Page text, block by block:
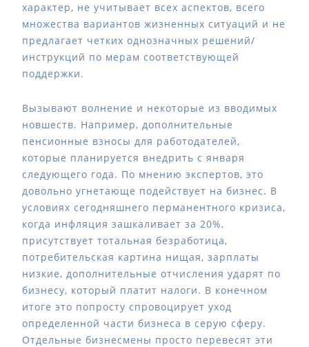
характер, не учитывает всех аспектов, всего
множества вариантов жизненных ситуаций и не
предлагает четких однозначных решений/
инструкций по мерам соответствующей
поддержки.
Вызывают волнение и некоторые из вводимых
новшеств. Например, дополнительные
пенсионные взносы для работодателей,
которые планируется внедрить с января
следующего года. По мнению экспертов, это
довольно угнетающе подействует на бизнес. В
условиях сегодняшнего перманентного кризиса,
когда инфляция зашкаливает за 20%,
присутствует тотальная безработица,
потребительская картина нищая, зарплаты
низкие, дополнительные отчисления ударят по
бизнесу, который платит налоги. В конечном
итоге это попросту спровоцирует уход
определенной части бизнеса в серую сферу.
Отдельные бизнесмены просто перевесят эти